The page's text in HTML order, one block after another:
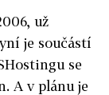
už
je součástí
se
A v plánu je